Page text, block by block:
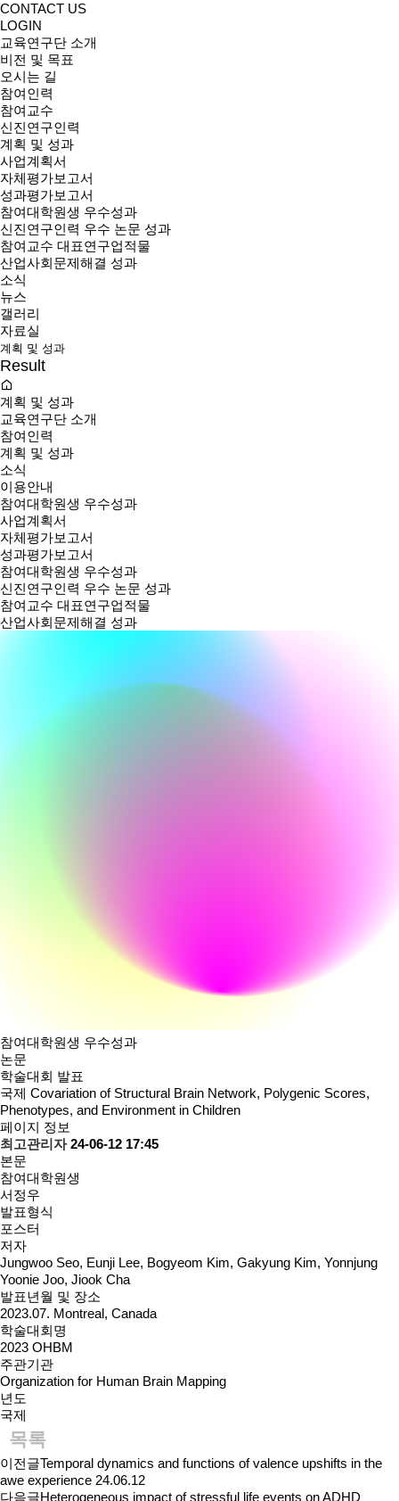
CONTACT US
LOGIN
교육연구단 소개
비전 및 목표
오시는 길
참여인력
참여교수
신진연구인력
계획 및 성과
사업계획서
자체평가보고서
성과평가보고서
참여대학원생 우수성과
신진연구인력 우수 논문 성과
참여교수 대표연구업적물
산업사회문제해결 성과
소식
뉴스
갤러리
자료실
계획 및 성과
Result
계획 및 성과
교육연구단 소개
참여인력
계획 및 성과
소식
이용안내
참여대학원생 우수성과
사업계획서
자체평가보고서
성과평가보고서
참여대학원생 우수성과
신진연구인력 우수 논문 성과
참여교수 대표연구업적물
산업사회문제해결 성과
참여대학원생 우수성과
논문
학술대회 발표
국제 Covariation of Structural Brain Network, Polygenic Scores,
Phenotypes, and Environment in Children
페이지 정보
최고관리자 24-06-12 17:45
본문
참여대학원생
서정우
발표형식
포스터
저자
Jungwoo Seo, Eunji Lee, Bogyeom Kim, Gakyung Kim, Yonnjung
Yoonie Joo, Jiook Cha
발표년월 및 장소
2023.07. Montreal, Canada
학술대회명
2023 OHBM
주관기관
Organization for Human Brain Mapping
년도
국제
목록
이전글Temporal dynamics and functions of valence upshifts in the
awe experience 24.06.12
다음글Heterogeneous impact of stressful life events on ADHD